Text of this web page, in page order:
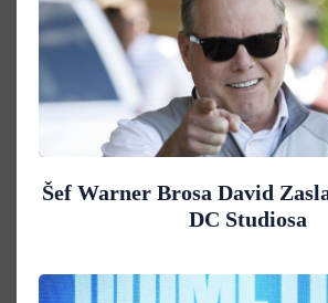
Šef Warner Brosa David
DC Studiosa